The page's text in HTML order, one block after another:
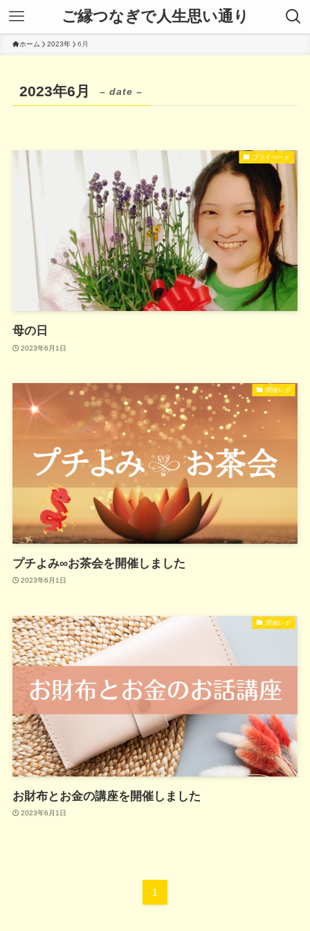
ご縁つなぎで人生思い通り
ホーム 2023年 6月
2023年6月 – date –
プライベート
母の日
2023年6月1日
開催レポ
プチよみ∞お茶会を開催しました
2023年6月1日
開催レポ
お財布とお金の講座を開催しました
2023年6月1日
1